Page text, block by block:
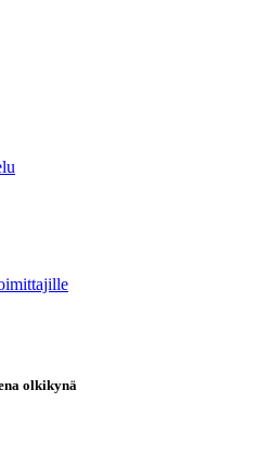
olkikynä